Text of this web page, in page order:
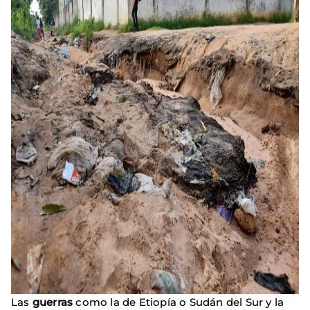
Las guerras como la de Etiopía o Sudán del Sur y la